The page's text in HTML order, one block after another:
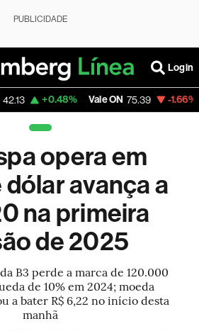
PUBLICIDADE
Login
Vale ON 75.39 -1.66% Itaú PN
opera em
dólar avança a
na primeira
de 2025
B3 perde a marca de 120.000
de 10% em 2024; moeda
a bater R$ 6,22 no início desta
manhã